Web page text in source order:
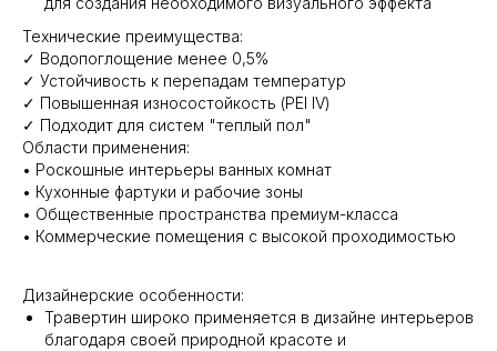
Технические преимущества:
✓ Водопоглощение менее 0,5%
✓ Устойчивость к перепадам температур
✓ Повышенная износостойкость (PEI IV)
✓ Подходит для систем "теплый пол"
Области применения:
• Роскошные интерьеры ванных комнат
• Кухонные фартуки и рабочие зоны
• Общественные пространства премиум-класса
• Коммерческие помещения с высокой проходимостью
Дизайнерские особенности:
Травертин широко применяется в дизайне интерьеров
благодаря своей природной красоте и